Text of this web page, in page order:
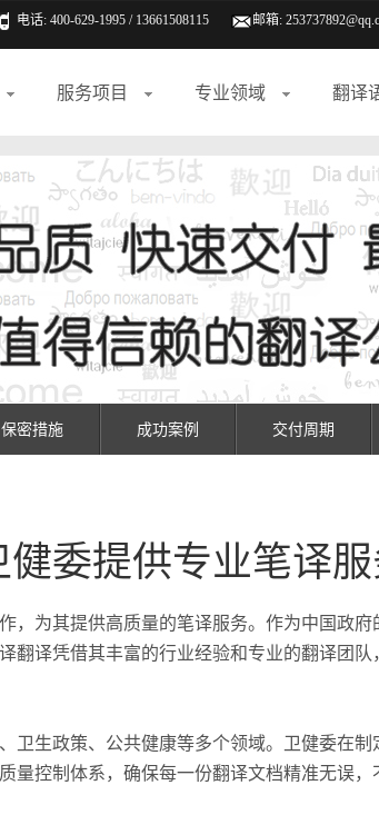
电话: 400-629-1995 / 13661508115 邮箱:
服务项目 专业领域 翻译
密措施 成功案例 交付周期
健委提供专业笔译
，为其提供高质量的笔译服务。作为中国政
翻译凭借其丰富的行业经验和专业的翻译团
卫生政策、公共健康等多个领域。卫健委在
量控制体系，确保每一份翻译文档精准无误